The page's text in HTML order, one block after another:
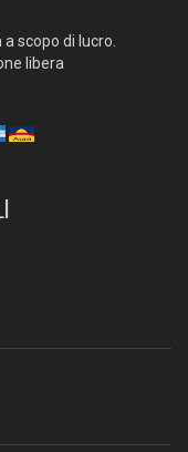
a scopo di lucro.
libera